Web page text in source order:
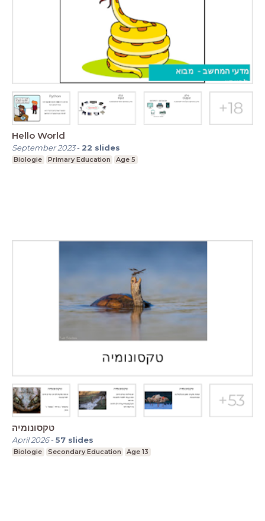
Hello World
September 2023- 22 slides
Biologie Primary Education Age 5
טקסונומיה
April 2026-57 slides
Biologie Secondary Education Age 13